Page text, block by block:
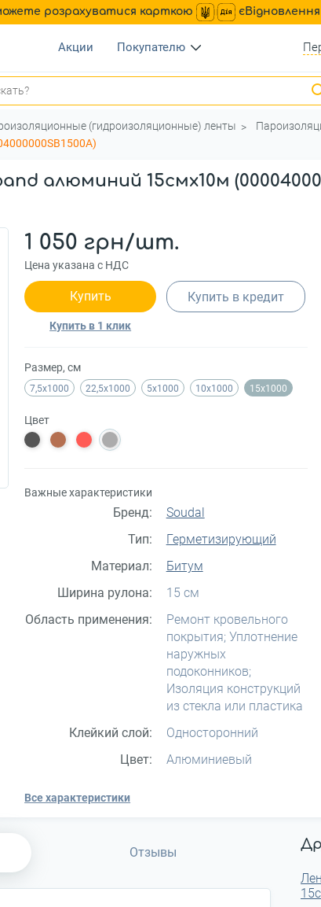
розрахуватися карткою єВідновлення
Акции Покупателю
(гидроизоляционные) ленты
алюминий 15смx10м
1 050 грн/шт.
Цена указана с НДС
Купить
Купить в 1 клик
Купить в кредит
Размер, см
7,5x1000 22,5x1000 5x1000 10x1000 15x1000
Цвет
Важные характеристики
Бренд:
Soudal
Тип:
Герметизирующий
Материал:
Битум
Ширина рулона:
15 см
Область применения:
Ремонт кровельного
покрытия; Уплотнение
наружных
подоконников;
Изоляция конструкций
из стекла или пластика
Клейкий слой:
Односторонний
Цвет:
Алюминиевый
Все характеристики
Отзывы